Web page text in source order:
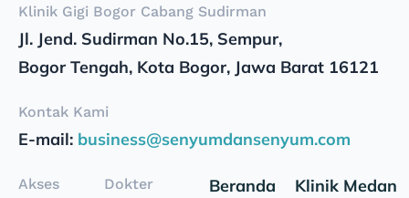
Klinik Gigi Bogor Cabang Sudirman
Jl. Jend. Sudirman No.15, Sempur,
Bogor Tengah, Kota Bogor, Jawa Barat 16121
Kontak Kami
E-mail: business@senyumdansenyum.com
Akses
Dokter
Beranda
Klinik Medan